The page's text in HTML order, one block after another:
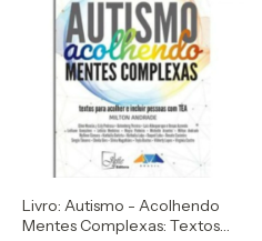
Livro: Autismo - Acolhendo
Mentes Complexas: Textos